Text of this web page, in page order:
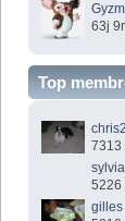
63j
Top
7313
sylvia
5226
gilles